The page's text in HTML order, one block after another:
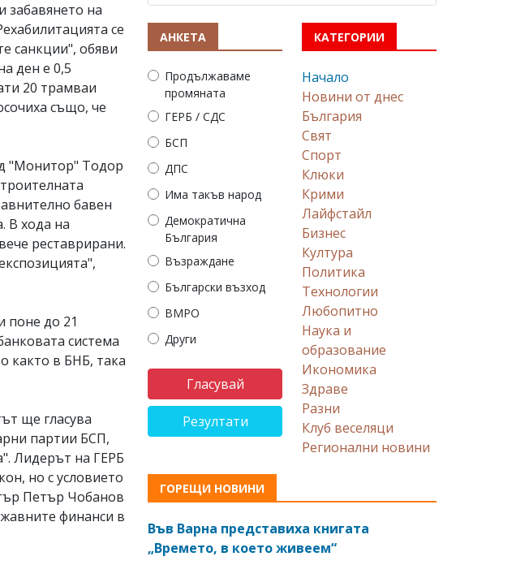
забавянето на
се
санкции", обяви
ден е 0,5
20 трамваи
също, че
"Монитор" Тодор
бавен
В хода на
реставрирани.
поне до 21
система
както в БНБ, така
ще гласува
партии БСП,
Лидерът на ГЕРБ
но с условието
Петър Чобанов
финанси в
АНКЕТА
Продължаваме
промяната
ГЕРБ / СДС
БСП
ДПС
Има такъв народ
Демократична
България
Възраждане
Български възход
ВМРО
Други
Резултати
КАТЕГОРИИ
Начало
Новини от днес
България
Свят
Спорт
Клюки
Крими
Лайфстайл
Бизнес
Култура
Политика
Технологии
Любопитно
Наука и
образование
Икономика
Здраве
Разни
Клуб веселяци
Регионални новини
ГОРЕЩИ НОВИНИ
Във Варна представиха книгата
„Времето, в което живеем“